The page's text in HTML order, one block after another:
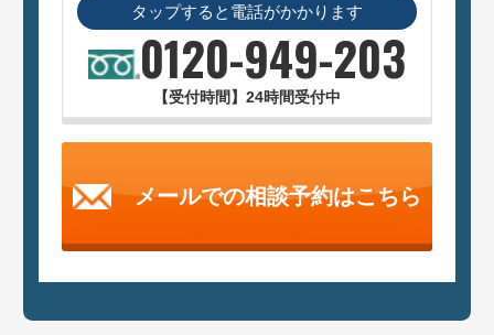
タップすると電話がかかります
0120-949-203
【受付時間】24時間受付中
メールでの相談予約はこちら